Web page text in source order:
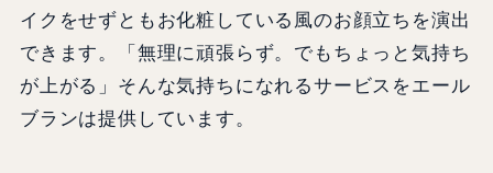
イクをせずともお化粧している風のお顔立ちを演出
できます。「無理に頑張らず。でもちょっと気持ち
が上がる」そんな気持ちになれるサービスをエール
ブランは提供しています。